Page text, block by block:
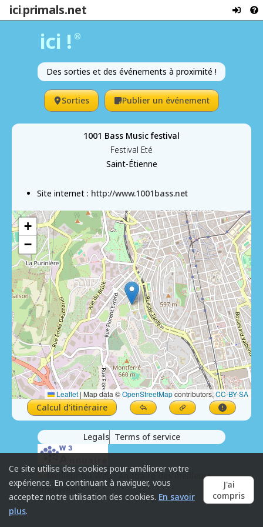
ici.primals.net
ici ! ®
Des sorties et des événements à proximité !
Sorties Publier un événement
1001 Bass Music festival
Festival Eté
Saint-Étienne
Site internet : http://www.1001bass.net
+
−
Leaflet | Map data ©OpenStreetMapcontributors,CC-BY-SA
Calcul d'itinéraire
Legals Terms of service
Ce site utilise des cookies pour améliorer votre
expérience. En continuant à naviguer, vous
acceptez notre utilisation des cookies. En savoir
plus.
J'ai
compris